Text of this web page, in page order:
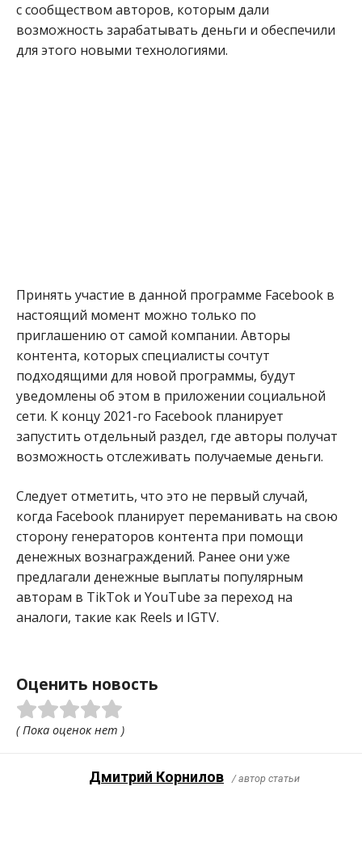
с сообществом авторов, которым дали
возможность зарабатывать деньги и обеспечили
для этого новыми технологиями.
Принять участие в данной программе Facebook в
настоящий момент можно только по
приглашению от самой компании. Авторы
контента, которых специалисты сочтут
подходящими для новой программы, будут
уведомлены об этом в приложении социальной
сети. К концу 2021-го Facebook планирует
запустить отдельный раздел, где авторы получат
возможность отслеживать получаемые деньги.
Следует отметить, что это не первый случай,
когда Facebook планирует переманивать на свою
сторону генераторов контента при помощи
денежных вознаграждений. Ранее они уже
предлагали денежные выплаты популярным
авторам в TikTok и YouTube за переход на
аналоги, такие как Reels и IGTV.
Оценить новость
( Пока оценок нет )
Дмитрий Корнилов / автор статьи